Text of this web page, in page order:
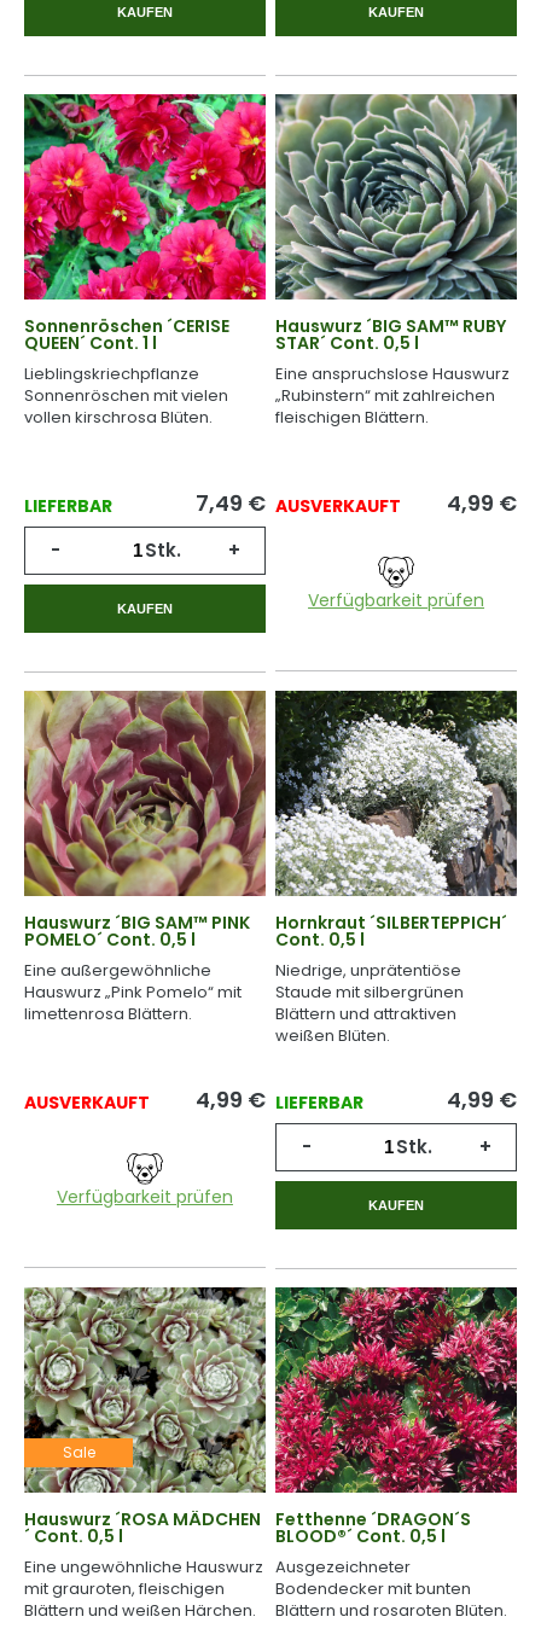
KAUFEN KAUFEN
Sonnenröschen ´CERISE
QUEEN´ Cont. 1 l
Lieblingskriechpflanze
Sonnenröschen mit vielen
vollen kirschrosa Blüten.
LIEFERBAR 7,49 €
- Stk. +
KAUFEN
Hauswurz ´BIG SAM™ RUBY
STAR´ Cont. 0,5 l
Eine anspruchslose Hauswurz
„Rubinstern“ mit zahlreichen
fleischigen Blättern.
AUSVERKAUFT 4,99 €
Verfügbarkeit prüfen
Hauswurz ´BIG SAM™ PINK
POMELO´ Cont. 0,5 l
Eine außergewöhnliche
Hauswurz „Pink Pomelo“ mit
limettenrosa Blättern.
AUSVERKAUFT 4,99 €
Verfügbarkeit prüfen
Hornkraut ´SILBERTEPPICH´
Cont. 0,5 l
Niedrige, unprätentiöse
Staude mit silbergrünen
Blättern und attraktiven
weißen Blüten.
LIEFERBAR 4,99 €
- Stk. +
KAUFEN
Sale
Hauswurz ´ROSA MÄDCHEN
´ Cont. 0,5 l
Eine ungewöhnliche Hauswurz
mit grauroten, fleischigen
Blättern und weißen Härchen.
Fetthenne ´DRAGON´S
BLOOD®´ Cont. 0,5 l
Ausgezeichneter
Bodendecker mit bunten
Blättern und rosaroten Blüten.